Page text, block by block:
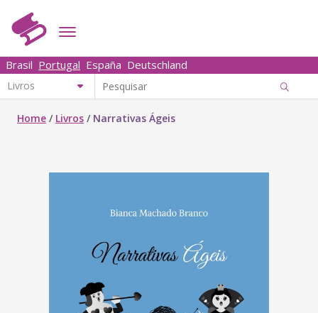
Brasil Portugal España Deutschland
Home / Livros / Narrativas Ágeis